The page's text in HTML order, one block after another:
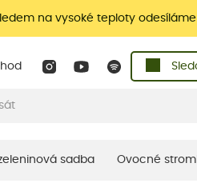
na vysoké teploty
sadba Ovocné